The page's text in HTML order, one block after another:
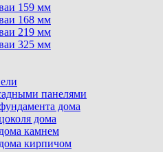
159 мм
168 мм
219 мм
325 мм
панелями
дома
дома
камнем
кирпичом